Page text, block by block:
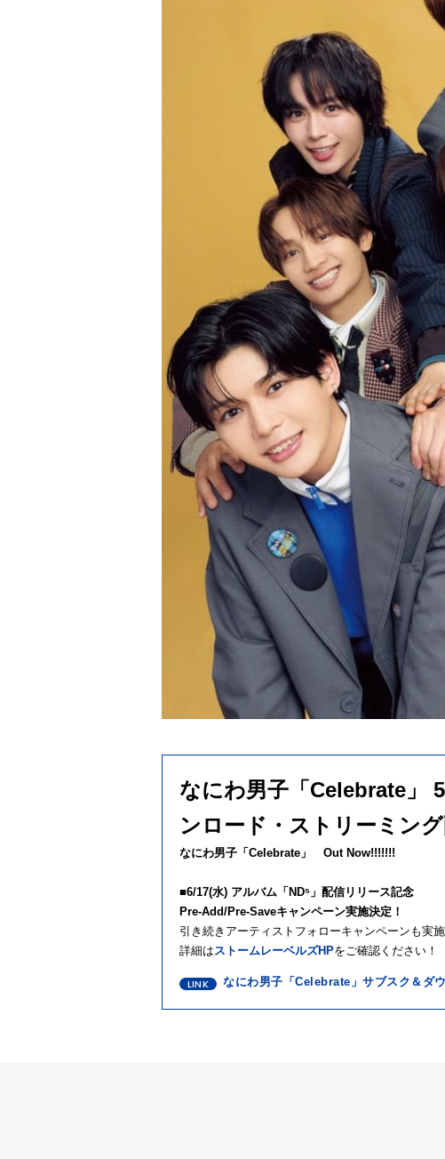
なにわ男子「Celebrate」
ンロード・ストリーミン
なにわ男子「 Celebrate 」 Out Now!!!!!!!
■6/17(水) アルバム「 ND⁵」配信リリース記念
Pre-Add/Pre-Saveキャンペーン実施決定！
引き続きアーティストフォローキャンペーンも実施
詳細は ストームレーベルズHPをご確認ください！
なにわ男子「Celebrate」サブスク＆ダ